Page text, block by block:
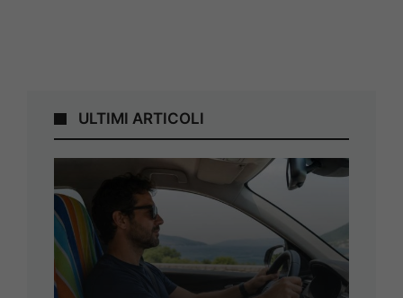
ULTIMI ARTICOLI